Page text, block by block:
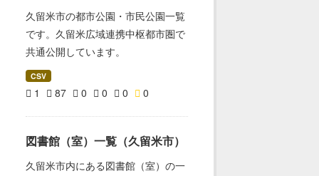
久留米市の都市公園・市民公園一覧
です。久留米広域連携中枢都市圏で
共通公開しています。
CSV
1 87 0 0 0 0
図書館（室）一覧（久留米市）
久留米市内にある図書館（室）の一